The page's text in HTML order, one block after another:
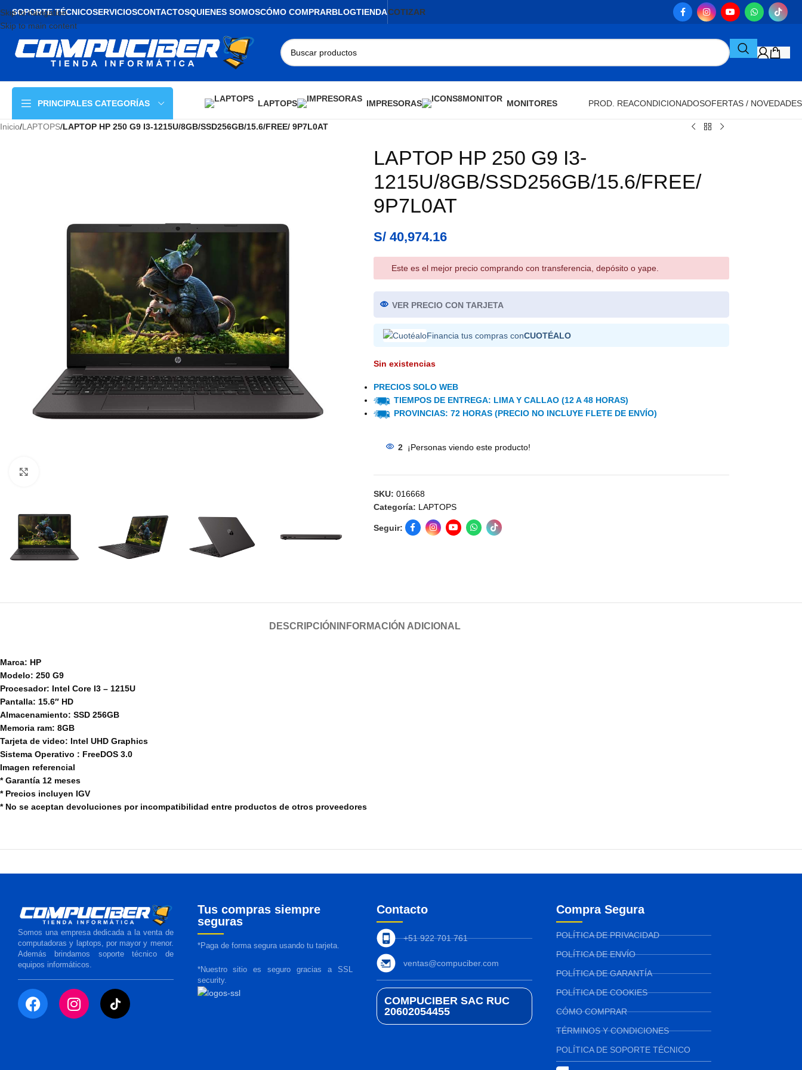
Skip to navigation
Skip to main content
SOPORTE TÉCNICOSERVICIOSCONTACTOSQUIENES SOMOSCÓMO COMPRARBLOGTIENDACOTIZAR
PRINCIPALES CATEGORÍAS LAPTOPS IMPRESORAS MONITORES PROD. REACONDICIONADOSOFERTAS / NOVEDADES
Inicio/LAPTOPS/LAPTOP HP 250 G9 I3-1215U/8GB/SSD256GB/15.6/FREE/ 9P7L0AT
LAPTOP HP 250 G9 I3-
1215U/8GB/SSD256GB/15.6/FREE/
9P7L0AT
S/40,974.16
Este es el mejor precio comprando con transferencia, depósito o yape.
VER PRECIO CON TARJETA
Financia tus compras conCUOTÉALO
Sin existencias
PRECIOS SOLO WEB
TIEMPOS DE ENTREGA: LIMA Y CALLAO (12 A 48 HORAS)
PROVINCIAS: 72 HORAS (PRECIO NO INCLUYE FLETE DE ENVÍO)
2 ¡Personas viendo este producto!
SKU: 016668
Categoría: LAPTOPS
Seguir:
DESCRIPCIÓN INFORMACIÓN ADICIONAL
Marca: HP
Modelo: 250 G9
Procesador: Intel Core I3 – 1215U
Pantalla: 15.6″ HD
Almacenamiento: SSD 256GB
Memoria ram: 8GB
Tarjeta de video: Intel UHD Graphics
Sistema Operativo : FreeDOS 3.0
Imagen referencial
* Garantía 12 meses
* Precios incluyen IGV
* No se aceptan devoluciones por incompatibilidad entre productos de otros proveedores
Somos una empresa dedicada a la venta de
computadoras y laptops, por mayor y menor.
Además brindamos soporte técnico de
equipos informáticos.
Tus compras siempre
seguras
*Paga de forma segura usando tu tarjeta.
*Nuestro sitio es seguro gracias a SSL
security.
Contacto
+51 922 701 761
ventas@compuciber.com
COMPUCIBER SAC RUC
20602054455
Compra Segura
POLÍTICA DE PRIVACIDAD
POLÍTICA DE ENVÍO
POLÍTICA DE GARANTÍA
POLÍTICA DE COOKIES
CÓMO COMPRAR
TÉRMINOS Y CONDICIONES
POLÍTICA DE SOPORTE TÉCNICO